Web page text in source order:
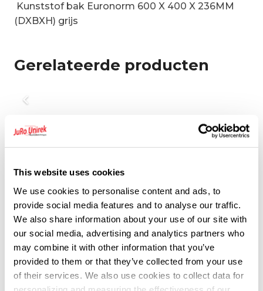
This website uses cookies
We use cookies to personalise content and ads, to
provide social media features and to analyse our traffic.
We also share information about your use of our site with
our social media, advertising and analytics partners who
may combine it with other information that you’ve
provided to them or that they’ve collected from your use
of their services. We also use cookies to collect data for
aantal
Kunststof bak Euronorm 600 X 400 X 236MM
(DXBXH) grijs
Gerelateerde producten